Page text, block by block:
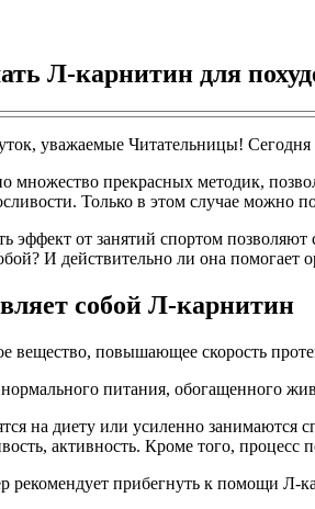
Л-карнитин для
уважаемые Читательницы!
множество прекрасных методик,
Только в этом случае можно
эффект от занятий спортом
И действительно ли она
собой Л-карнитин
вещество, повышающее скорость
питания, обогащенного
на диету или усиленно занимаются
активность. Кроме того, процесс
рекомендует прибегнуть к помощи Л-